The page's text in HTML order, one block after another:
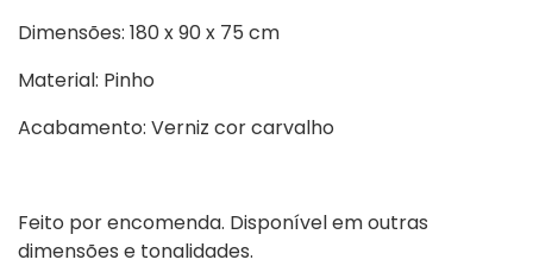
Dimensões: 180 x 90 x 75 cm
Material: Pinho
Acabamento: Verniz cor carvalho
Feito por encomenda. Disponível em outras
dimensões e tonalidades.